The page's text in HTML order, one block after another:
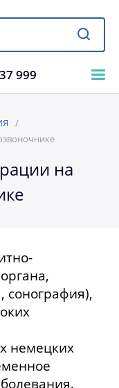
999
на
сонография),
немецких